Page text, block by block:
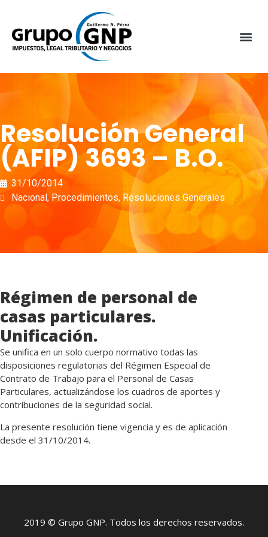
Resolución General
(AFIP) 3693 – B.O.
31/10/2014
Nacional,Procedimientos, Resoluciones Generales
Régimen de personal de
casas particulares.
Unificación.
Se unifica en un solo cuerpo normativo todas las
disposiciones regulatorias del Régimen Especial de
Contrato de Trabajo para el Personal de Casas
Particulares, actualizándose los cuadros de aportes y
contribuciones de la seguridad social.
La presente resolución tiene vigencia y es de aplicación
desde el 31/10/2014.
2019 © Grupo GNP. Todos los derechos reservados.